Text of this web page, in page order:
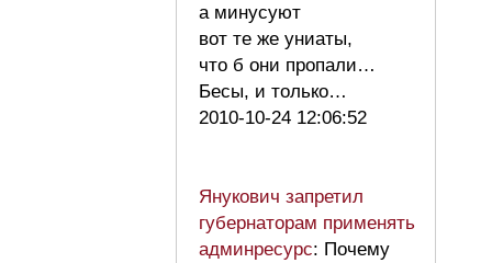
а минусуют
вот те же униаты,
что б они пропали…
Бесы, и только…
2010-10-24 12:06:52
Янукович запретил
губернаторам применять
админресурс: Почему